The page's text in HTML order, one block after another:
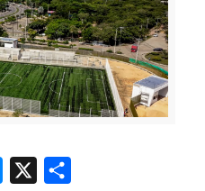
Messenger